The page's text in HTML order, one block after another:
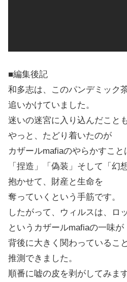
■編集後記
和多志は、このパンデミック
追いかけていました。
迷いの迷宮に入り込んだこと
やっと、たどり着いたのが
カザールmafiaのやらかすこと
「捏造」「偽装」そして「幻
抱かせて、財産と生命を
奪っていくという手筋です。
したがって、ウィルスは、ロ
というカザールmafiaの一味が
背後に大きく関わっているこ
推測できました。
順番に嘘の皮を剥がしてみます